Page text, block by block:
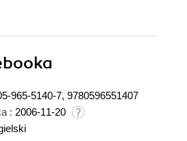
965-5140-7, 9780596551407
: 2006-11-20